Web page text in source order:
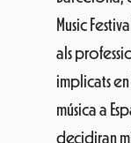
Music
als
implicats
música a
decidiran